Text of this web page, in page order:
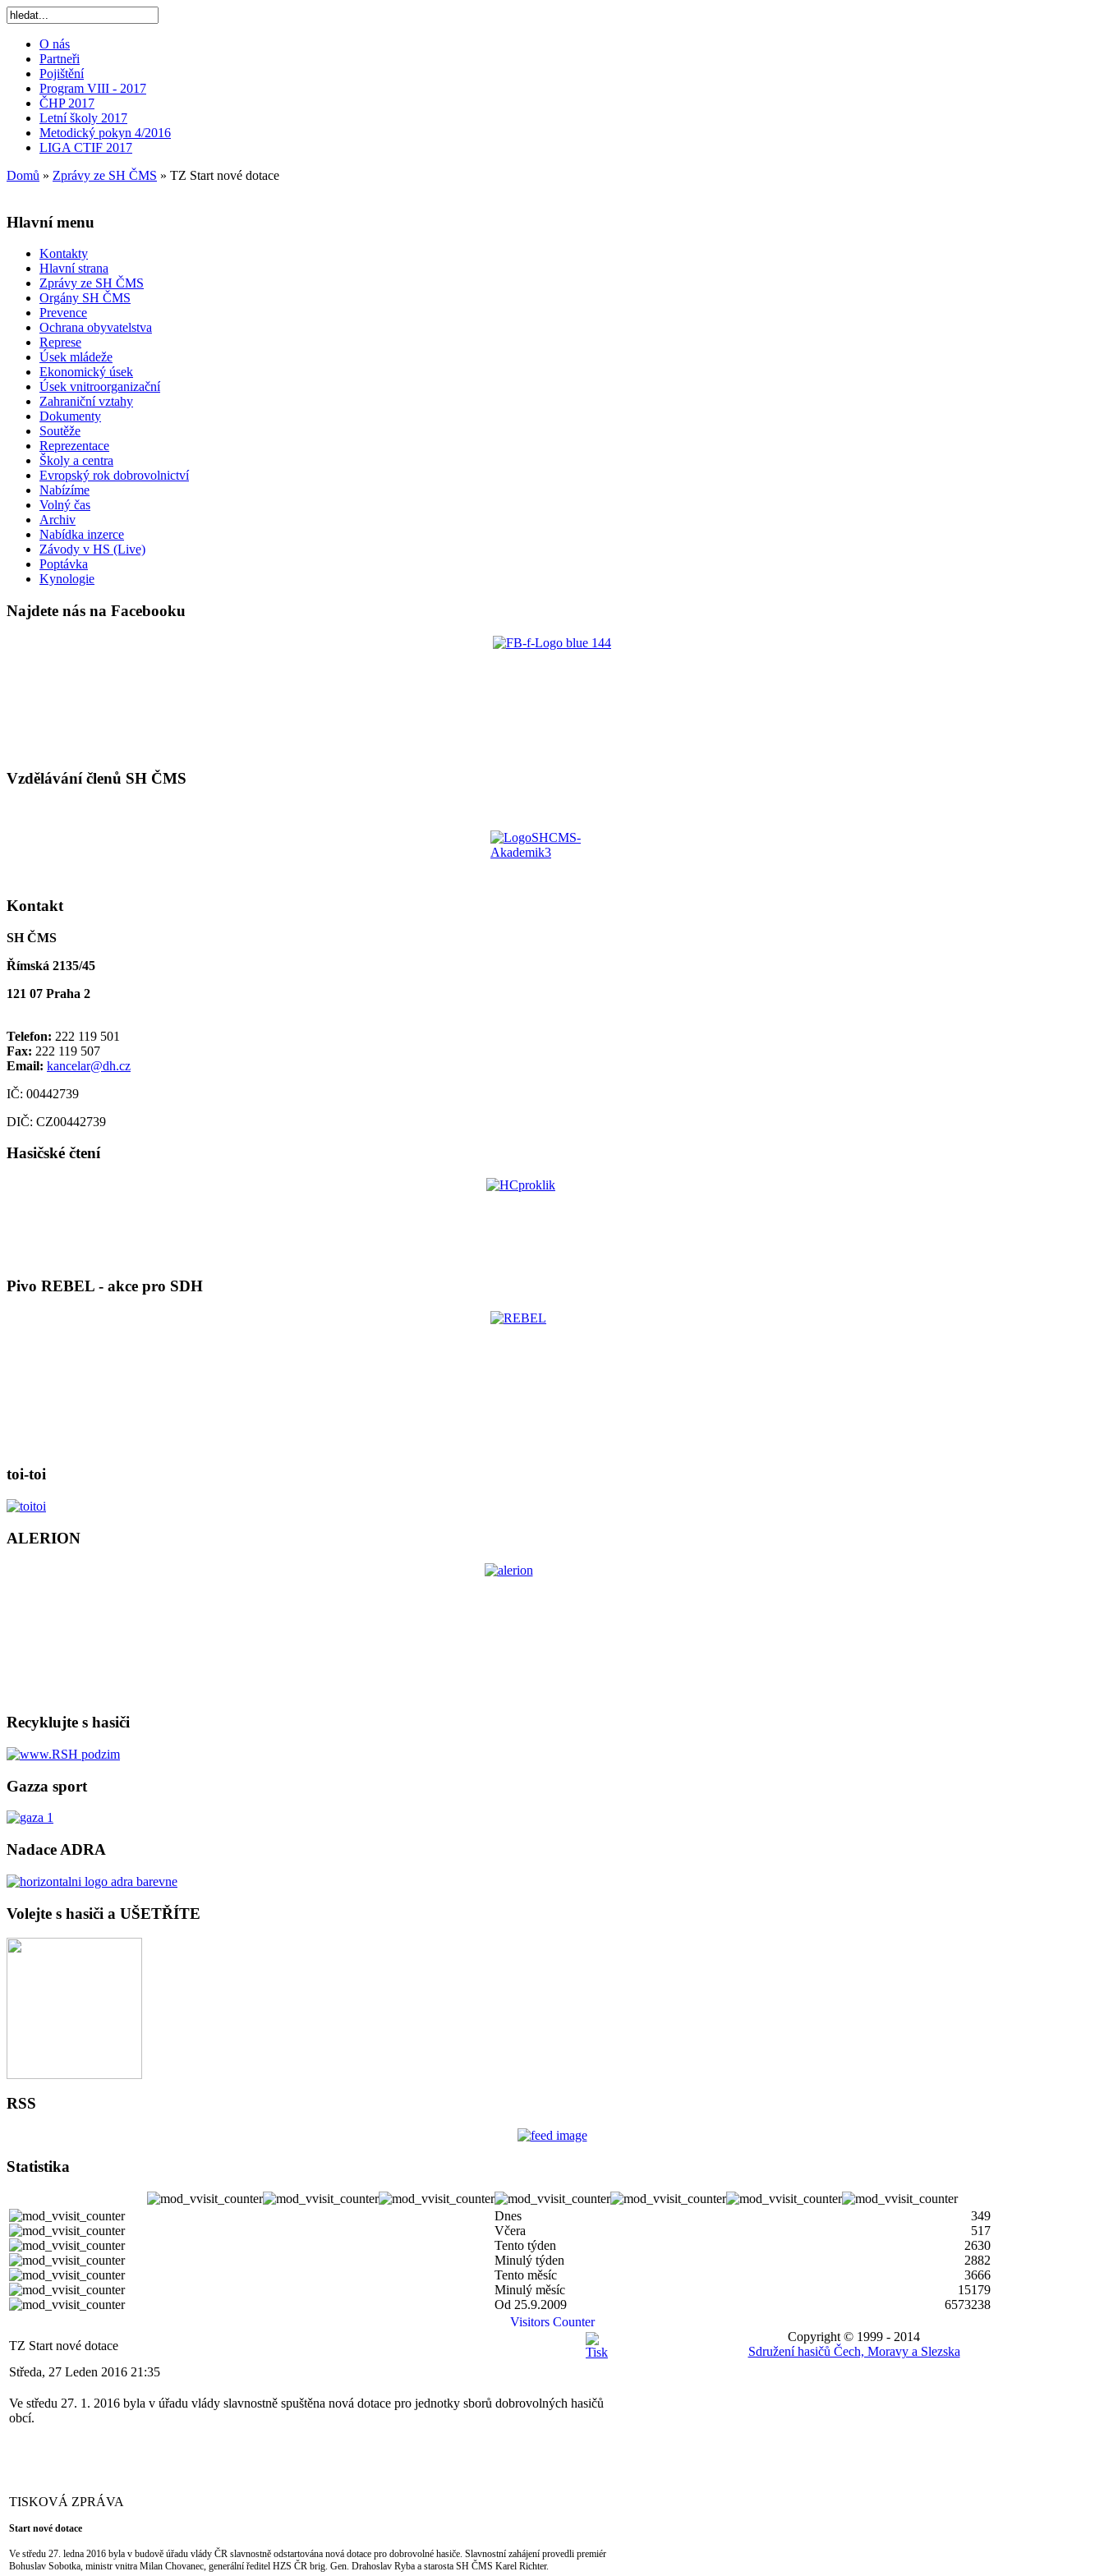
O nás
Partneři
Pojištění
Program VIII - 2017
ČHP 2017
Letní školy 2017
Metodický pokyn 4/2016
LIGA CTIF 2017
Domů » Zprávy ze SH ČMS » TZ Start nové dotace
Hlavní menu
Kontakty
Hlavní strana
Zprávy ze SH ČMS
Orgány SH ČMS
Prevence
Ochrana obyvatelstva
Represe
Úsek mládeže
Ekonomický úsek
Úsek vnitroorganizační
Zahraniční vztahy
Dokumenty
Soutěže
Reprezentace
Školy a centra
Evropský rok dobrovolnictví
Nabízíme
Volný čas
Archiv
Nabídka inzerce
Závody v HS (Live)
Poptávka
Kynologie
Najdete nás na Facebooku
Vzdělávání členů SH ČMS
Kontakt
SH ČMS
Římská 2135/45
121 07 Praha 2
Telefon: 222 119 501
Fax: 222 119 507
Email: kancelar@dh.cz
IČ: 00442739
DIČ: CZ00442739
Hasičské čtení
Pivo REBEL - akce pro SDH
toi-toi
ALERION
Recyklujte s hasiči
Gazza sport
Nadace ADRA
Volejte s hasiči a UŠETŘÍTE
RSS
Statistika
Dnes
349
Včera
517
Tento týden
2630
Minulý týden
2882
Tento měsíc
3666
Minulý měsíc
15179
Od 25.9.2009
6573238
Visitors Counter
TZ Start nové dotace
Středa, 27 Leden 2016 21:35
Ve středu 27. 1. 2016 byla v úřadu vlády slavnostně spuštěna nová dotace pro jednotky sborů dobrovolných hasičů
obcí.
TISKOVÁ ZPRÁVA
Start nové dotace
Ve středu 27. ledna 2016 byla v budově úřadu vlády ČR slavnostně odstartována nová dotace pro dobrovolné hasiče. Slavnostní zahájení provedli premiér
Bohuslav Sobotka, ministr vnitra Milan Chovanec, generální ředitel HZS ČR brig. Gen. Drahoslav Ryba a starosta SH ČMS Karel Richter.
Copyright © 1999 - 2014
Sdružení hasičů Čech, Moravy a Slezska